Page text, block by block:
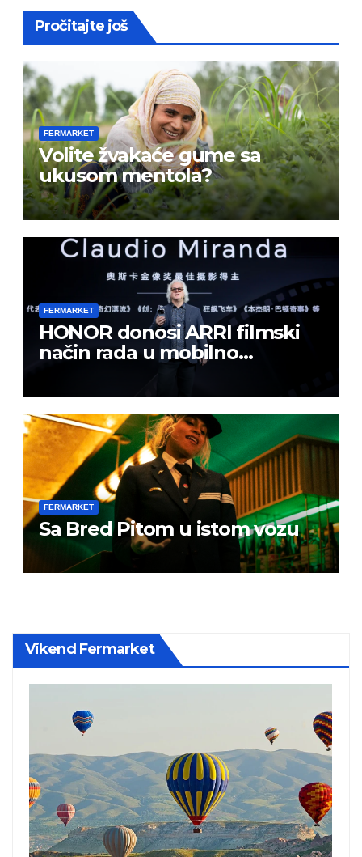
Pročitajte još
FERMARKET
Volite žvakaće gume sa
ukusom mentola?
FERMARKET
HONOR donosi ARRI filmski
način rada u mobilno
kreiranje sadržaja
FERMARKET
Sa Bred Pitom u istom vozu
Vikend Fermarket